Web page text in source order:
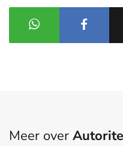
Meer over